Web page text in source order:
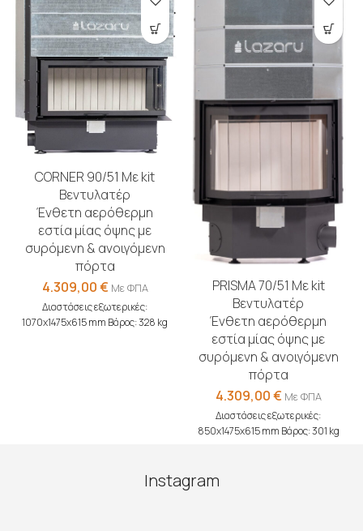
CORNER 90/51 Με kit
Βεντυλατέρ
Ένθετη αερόθερμη
εστία μίας όψης με
συρόμενη & ανοιγόμενη
πόρτα
4.309,00€ Με ΦΠΑ
Διαστάσεις εξωτερικές:
1070x1475x615 mm Βάρος: 328 kg
PRISMA 70/51 Με kit
Βεντυλατέρ
Ένθετη αερόθερμη
εστία μίας όψης με
συρόμενη & ανοιγόμενη
πόρτα
4.309,00€ Με ΦΠΑ
Διαστάσεις εξωτερικές:
850x1475x615 mm Βάρος: 301 kg
Instagram